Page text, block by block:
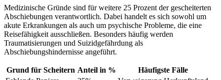
Medizinische Gründe sind für weitere 25 Prozent der gescheiterten
Abschiebungen verantwortlich. Dabei handelt es sich sowohl um
akute Erkrankungen als auch um psychische Probleme, die eine
Reisefähigkeit ausschließen. Besonders häufig werden
Traumatisierungen und Suizidgefährdung als
Abschiebungshindernisse angeführt.
Grund für Scheitern Anteil in %
Häufigste Fälle